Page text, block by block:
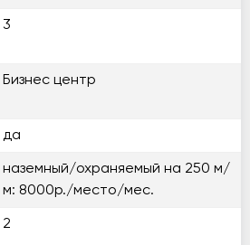
3
Бизнес центр
да
наземный/охраняемый на 250 м/
м: 8000р./место/мес.
2